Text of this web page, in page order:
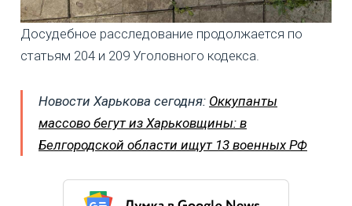
Досудебное расследование продолжается по
статьям 204 и 209 Уголовного кодекса.
Новости Харькова сегодня: Оккупанты
массово бегут из Харьковщины: в
Белгородской области ищут 13 военных РФ